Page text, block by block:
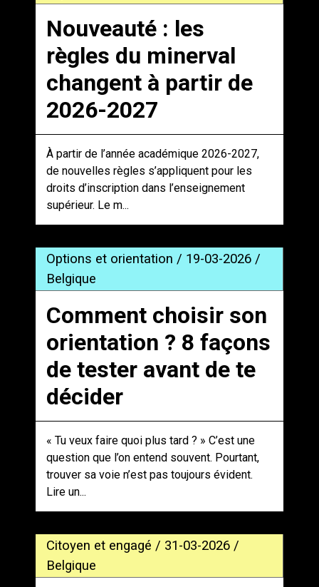
Nouveauté : les
règles du minerval
changent à partir de
2026-2027
À partir de l’année académique 2026-2027,
de nouvelles règles s’appliquent pour les
droits d’inscription dans l’enseignement
supérieur. Le m...
Options et orientation / 19-03-2026 /
Belgique
Comment choisir son
orientation ? 8 façons
de tester avant de te
décider
« Tu veux faire quoi plus tard ? » C’est une
question que l’on entend souvent. Pourtant,
trouver sa voie n’est pas toujours évident.
Lire un...
Citoyen et engagé / 31-03-2026 /
Belgique